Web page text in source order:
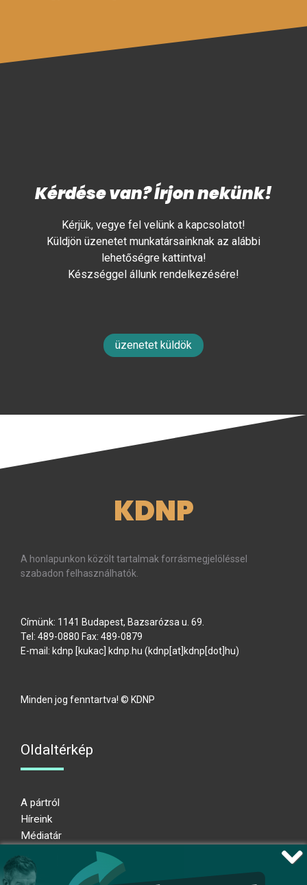
Kérdése van? Írjon nekünk!
Kérjük, vegye fel velünk a kapcsolatot!
Küldjön üzenetet munkatársainknak az alábbi
lehetőségre kattintva!
Készséggel állunk rendelkezésére!
üzenetet küldök
KDNP
A honlapunkon közölt tartalmak forrásmegjelöléssel
szabadon felhasználhatók.
Címünk: 1141 Budapest, Bazsarózsa u. 69.
Tel: 489-0880 Fax: 489-0879
E-mail: kdnp [kukac] kdnp hu (kdnp[at]kdnp[dot]hu)
Minden jog fenntartva! © KDNP
Oldaltérkép
A pártról
Híreink
Médiatár
Adatkezelési nyilatkozat